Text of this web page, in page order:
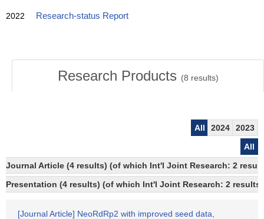
2022 Research-status Report
Research Products (8 results)
All 2024
2023
All
Journal Article (4 results) (of which Int'l Joint Research: 2
Presentation (4 results) (of which Int'l Joint Research: 2 results)
[Journal Article] NeoRdRp2 with improved seed data,